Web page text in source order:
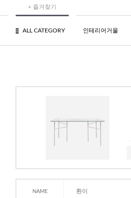
+ 즐겨찾기
ALL CATEGORY 인테리어거울
NAME 환이